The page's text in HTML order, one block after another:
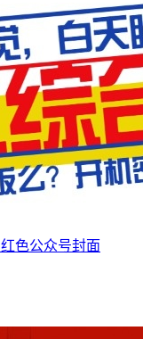
色公众号封面